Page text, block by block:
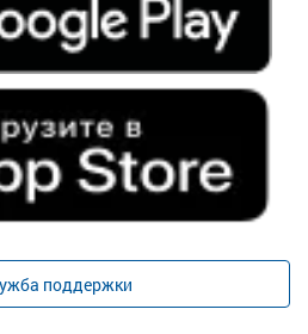
поддержки